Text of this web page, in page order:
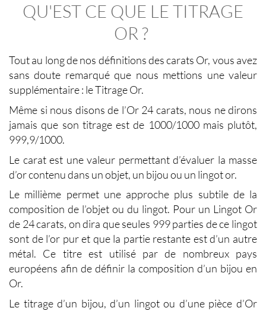
QU'EST CE QUE LE TITRAGE
OR ?
Tout au long de nos définitions des carats Or, vous avez
sans doute remarqué que nous mettions une valeur
supplémentaire : leTitrage Or.
Même si nous disons de l’Or 24 carats, nous ne dirons
jamais que son titrage est de 1000/1000 mais plutôt,
999,9/1000.
Le carat est une valeur permettant d’évaluer la masse
d’orcontenu dans un objet, un bijou ou un lingot or.
Le millième permet une approche plus subtile de la
composition de l’objet ou du lingot. Pour un Lingot Or
de 24 carats, on dira que seules 999 parties de ce lingot
sont de l’or pur et que la partie restante est d’un autre
métal. Ce titre est utilisé par de nombreux pays
européens afin de définir la composition d’un bijou en
Or.
Le titrage d’un bijou, d’un lingot ou d’une pièce d’Or